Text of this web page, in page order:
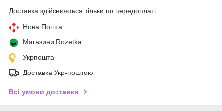
Доставка здійснюється тільки по передоплаті.
Нова Пошта
Магазини Rozetka
Укрпошта
Доставка Укр-поштою
Всі умови доставки